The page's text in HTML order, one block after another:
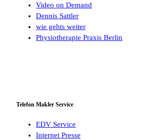
Video on Demand
Dennis Sattler
wie gehts weiter
Physiotherapie Praxis Berlin
Telefon Makler Service
EDV Service
Internet Presse